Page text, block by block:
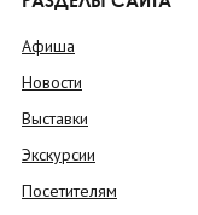
Афиша
Новости
Выставки
Экскурсии
Посетителям